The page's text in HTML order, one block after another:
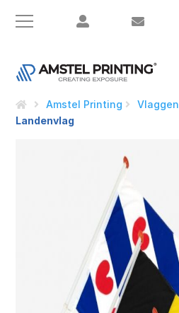
Amstel Printing Vlaggen
Landenvlag